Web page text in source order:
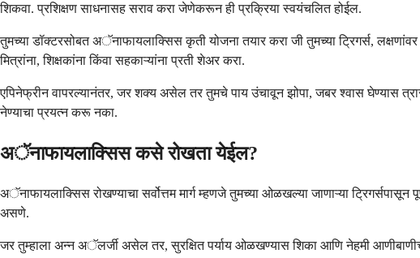
शिकवा. प्रशिक्षण साधनासह सराव करा जेणेकरून ही प्रक्रिया स्वयंचलित होईल.
तुमच्या डॉक्टरसोबत अॅनाफायलाक्सिस कृती योजना तयार करा जी तुमच्या ट्रिगर्स,
मित्रांना, शिक्षकांना किंवा सहकाऱ्यांना प्रती शेअर करा.
एपिनेफ्रीन वापरल्यानंतर, जर शक्य असेल तर तुमचे पाय उंचावून झोपा, जबर श्वास घेण्यास
नेण्याचा प्रयत्न करू नका.
अॅनाफायलाक्सिस कसे रोखता येईल?
अॅनाफायलाक्सिस रोखण्याचा सर्वोत्तम मार्ग म्हणजे तुमच्या ओळखल्या जाणाऱ्या
असणे.
जर तुम्हाला अन्न अॅलर्जी असेल तर, सुरक्षित पर्याय ओळखण्यास शिका आणि नेहमी